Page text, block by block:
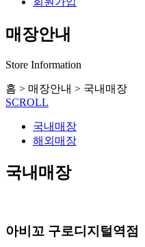
매장안내
Store Information
홈 > 매장안내 > 국내매장
SCROLL
국내매장
해외매장
국내매장
아비꼬 구로디지털역점